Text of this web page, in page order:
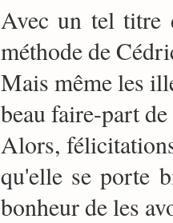
Avec un tel titre
méthode de
Mais même les
beau faire-part
Alors,
qu'elle se porte
bonheur de les